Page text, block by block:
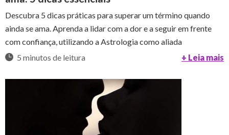
Descubra 5 dicas práticas para superar um término quando
ainda se ama. Aprenda a lidar com a dor e a seguir em frente
com confiança, utilizando a Astrologia como aliada
5 minutos de leitura
+ Leia mais